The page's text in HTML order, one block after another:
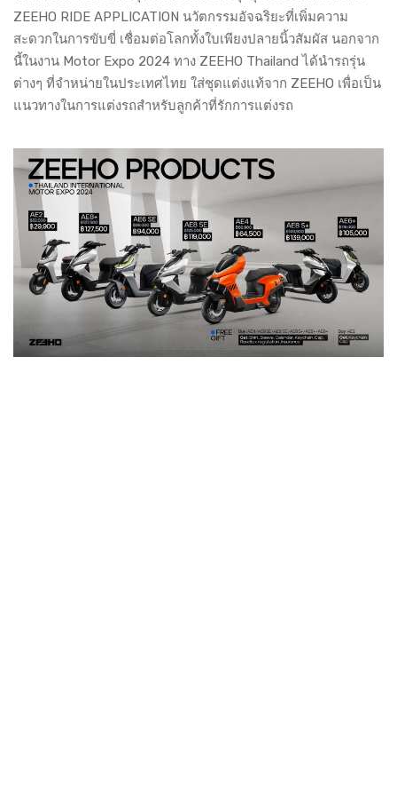
ZEEHO RIDE APPLICATION นวัตกรรมอัจฉริยะที่เพิ่มความ
สะดวกในการขับขี่ เชื่อมต่อโลกทั้งใบเพียงปลายนิ้วสัมผัส นอกจาก
นี้ในงาน Motor Expo 2024 ทาง ZEEHO Thailand ได้นำรถรุ่น
ต่างๆ ที่จำหน่ายในประเทศไทย ใส่ชุดแต่งแท้จาก ZEEHO เพื่อเป็น
แนวทางในการแต่งรถสำหรับลูกค้าที่รักการแต่งรถ